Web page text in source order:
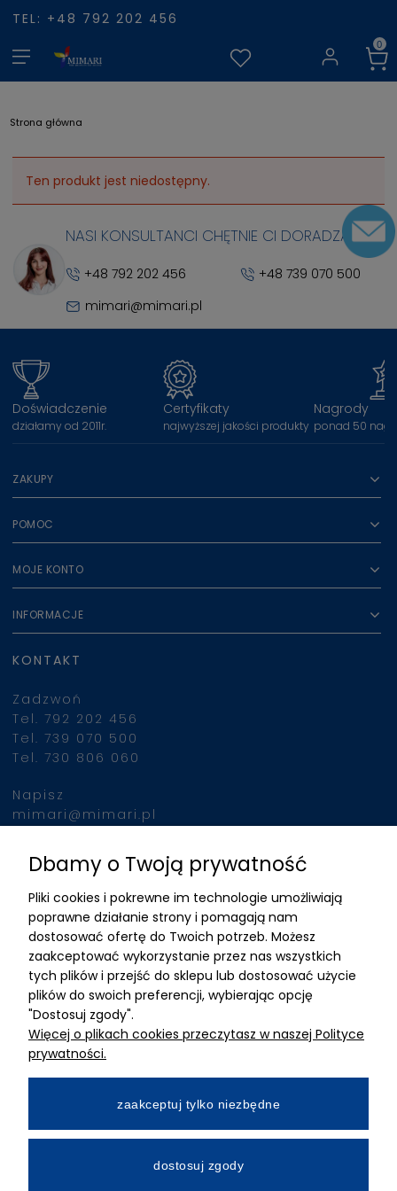
TEL: +48 792 202 456
Strona główna
Ten produkt jest niedostępny.
NASI KONSULTANCI CHĘTNIE CI DORADZĄ
+48 792 202 456
+48 739 070 500
mimari@mimari.pl
Doświadczenie
działamy od 2011r.
Certyfikaty
najwyższej jakości produkty
Nagrody
ponad 50
ZAKUPY
POMOC
MOJE KONTO
INFORMACJE
KONTAKT
Zadzwoń
Tel. 792 202 456
Tel. 739 070 500
Tel. 730 806 060
Napisz
mimari@mimari.pl
Znajdziesz nas
ADRES
MIMARI sp z o.o.
ul. Kurkowa 12
50-210 Wrocław
Dane rejestracyjne
NIP:8982325327
Wpłacony w całości
Numer konta bankowego
Dbamy o Twoją prywatność
Pliki cookies i pokrewne im technologie umożliwiają
poprawne działanie strony i pomagają nam
dostosować ofertę do Twoich potrzeb. Możesz
zaakceptować wykorzystanie przez nas wszystkich
tych plików i przejść do sklepu lub dostosować użycie
plików do swoich preferencji, wybierając opcję
"Dostosuj zgody".
Więcej o plikach cookies przeczytasz w naszej Polityce
prywatności.
zaakceptuj tylko niezbędne
dostosuj zgody